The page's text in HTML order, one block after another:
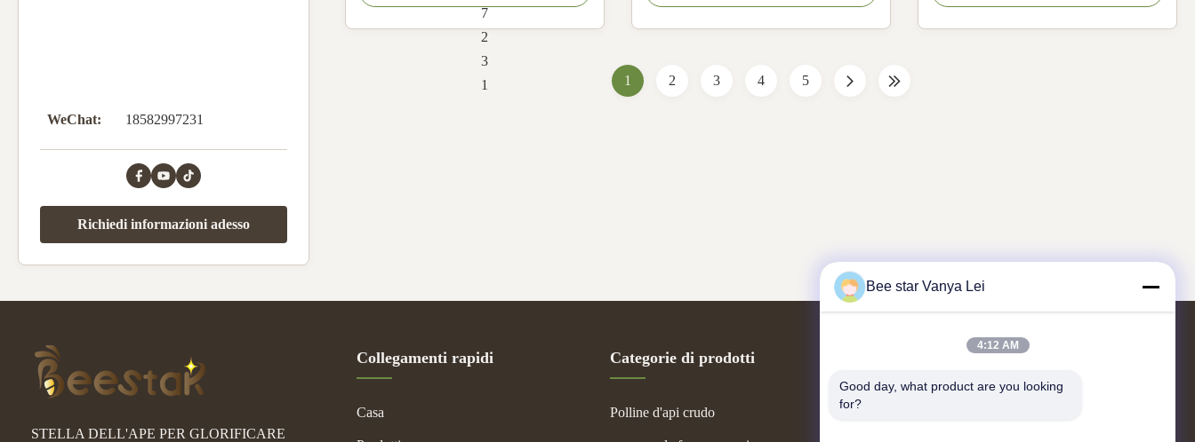
7
2
3
1
WeChat: 18582997231
Richiedi informazioni adesso
Package: Individual package Product Detail
Model: 19ZC-09-1 Material: Wood Color:
Natural Size: 18.5cm*3cm Weight: 8g
Package: 50*30*50 ● ...
Manual Diameter: 2.5cm Package: Individual
package Picture ​of wood honey splash bar
Package: individually package MOQ:
1000pcs Picture ​of Honey Flowing Stick
1 2 3 4 5
STELLA DELL'APE PER GLORIFICARE
Collegamenti rapidi
Casa
Categorie di prodotti
Polline d'api crudo
Contattaci
Bee star Vanya Lei
4:12 AM
Good day, what product are you looking
for?